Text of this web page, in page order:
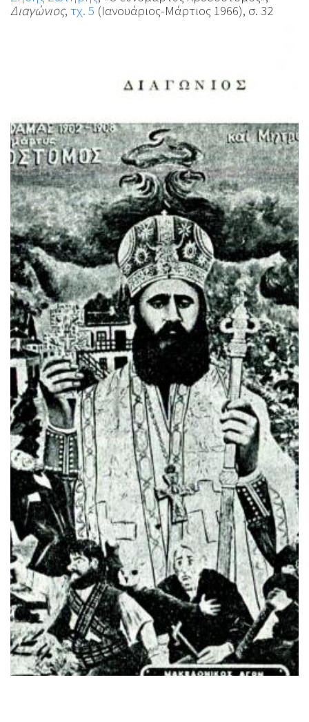
Διαγώνιος, τχ. 5 (Ιανουάριος-Μάρτιος 1966), σ. 32